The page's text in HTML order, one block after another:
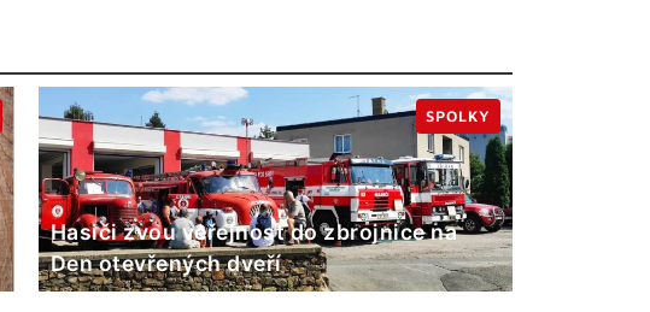
Hasiči zvou veřejnost do zbrojnice na
Den otevřených dveří
SPOLKY